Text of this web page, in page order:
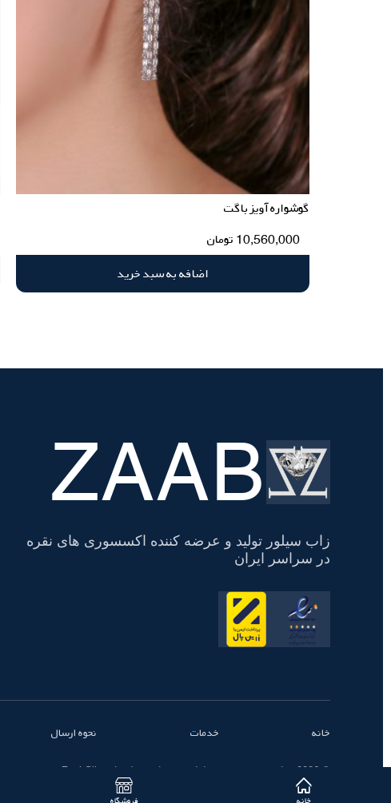
گوشواره آویز باگت
10,560,000 تومان
اضافه به سبد خرید
تسویه
حساب ZAAB
زاب سیلور تولید و عرضه کننده اکسسوری های نقره
در سراسر ایران
خانه خدمات نحوه ارسال
© 2026 تمامی حقوق محفوظ است - زاب سیلور | ZaabSilver